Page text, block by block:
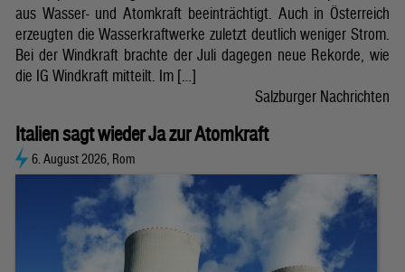
aus Wasser- und Atomkraft beeinträchtigt. Auch in Österreich
erzeugten die Wasserkraftwerke zuletzt deutlich weniger Strom.
Bei der Windkraft brachte der Juli dagegen neue Rekorde, wie
die IG Windkraft mitteilt. Im […]
Salzburger Nachrichten
Italien sagt wieder Ja zur Atomkraft
6. August 2026, Rom